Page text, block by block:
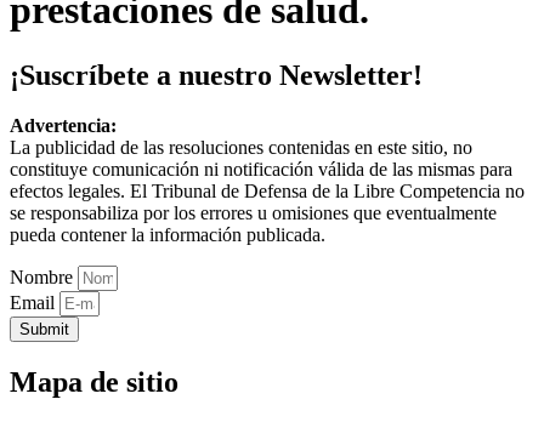
prestaciones de salud.
¡Suscríbete a nuestro Newsletter!
Advertencia:
La publicidad de las resoluciones contenidas en este sitio, no
constituye comunicación ni notificación válida de las mismas para
efectos legales. El Tribunal de Defensa de la Libre Competencia no
se responsabiliza por los errores u omisiones que eventualmente
pueda contener la información publicada.
Nombre
Email
Submit
Mapa de sitio